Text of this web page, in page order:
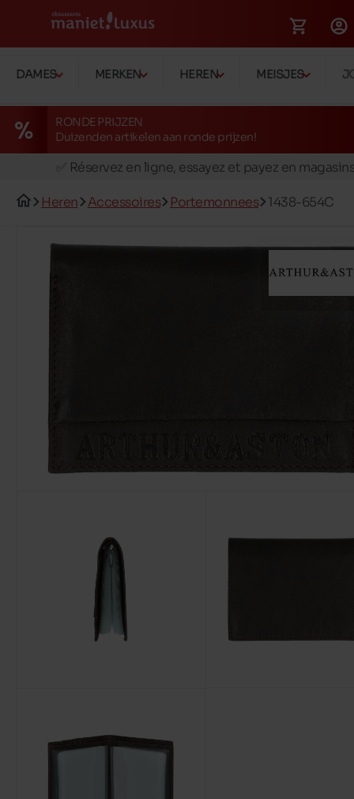
DAMES MERKEN HEREN MEISJES
RONDE PRIJZEN
Duizenden artikelen aan ronde prijzen!
🚛 Livraison gratuite en magasins
✅ Réservez en ligne, essayez et payez en
Heren Accessoires Portemonnees 1438-654C